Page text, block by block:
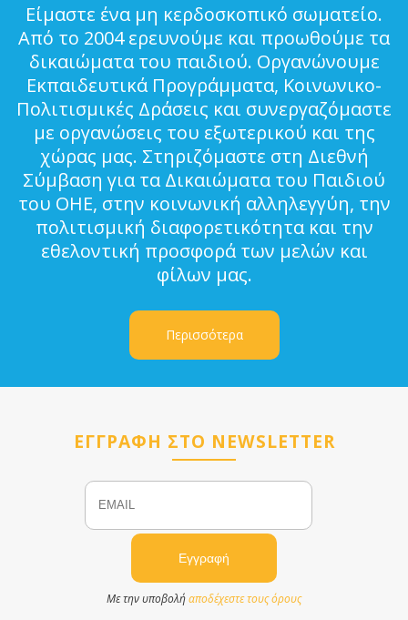
Είμαστε ένα μη κερδοσκοπικό σωματείο.
Από το 2004 ερευνούμε και προωθούμε τα
δικαιώματα του παιδιού. Οργανώνουμε
Εκπαιδευτικά Προγράμματα, Κοινωνικο-
Πολιτισμικές Δράσεις και συνεργαζόμαστε
με οργανώσεις του εξωτερικού και της
χώρας μας. Στηριζόμαστε στη Διεθνή
Σύμβαση για τα Δικαιώματα του Παιδιού
του ΟΗΕ, στην κοινωνική αλληλεγγύη, την
πολιτισμική διαφορετικότητα και την
εθελοντική προσφορά των μελών και
φίλων μας.
Περισσότερα
ΕΓΓΡΑΦΗ ΣΤΟ NEWSLETTER
Email
Με την υποβολήαποδέχεστε τους όρους